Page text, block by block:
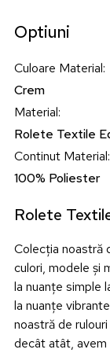
Optiuni
Culoare Material:
Crem
Material:
Rolete Textile
Continut Material:
100% Poliester
Rolete
Colecția noastră
culori, modele și
la nuanțe simple
la nuanțe
noastră de
decât atât,